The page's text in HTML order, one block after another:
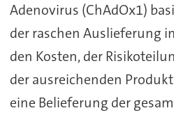
Adenovirus (ChAdOx1)
der raschen Auslieferung
den Kosten, der
der ausreichenden
eine Belieferung der